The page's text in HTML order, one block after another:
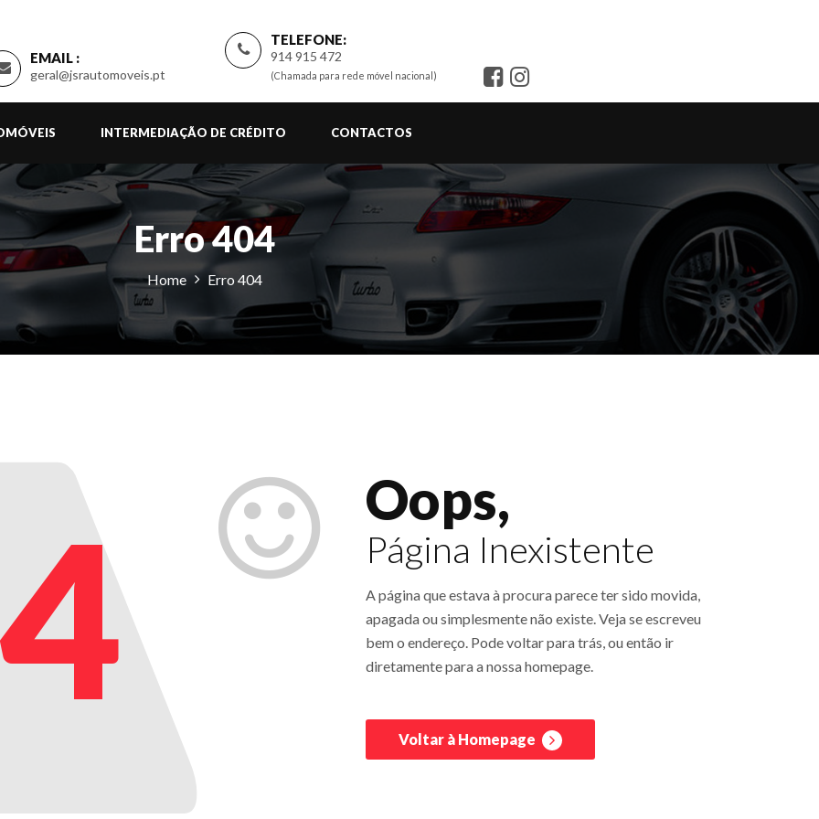
EMAIL :
geral@jsrautomoveis.pt
TELEFONE:
914 915 472
(Chamada para rede móvel nacional)
INTERMEDIAÇÃO DE CRÉDITO CONTACTOS
Erro 404
Home Erro 404
4 Oops,
Página Inexistente
A página que estava à procura parece ter sido movida,
apagada ou simplesmente não existe. Veja se escreveu
bem o endereço. Pode voltar para trás, ou então ir
diretamente para a nossa homepage.
Voltar à Homepage